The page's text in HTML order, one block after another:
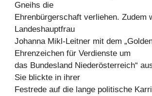
Gneihs die
Ehrenbürgerschaft verliehen. Zudem
Landeshauptfrau
Johanna Mikl-Leitner mit dem
Ehrenzeichen für Verdienste um
das Bundesland Niederösterreich“
Sie blickte in ihrer
Festrede auf die lange politische